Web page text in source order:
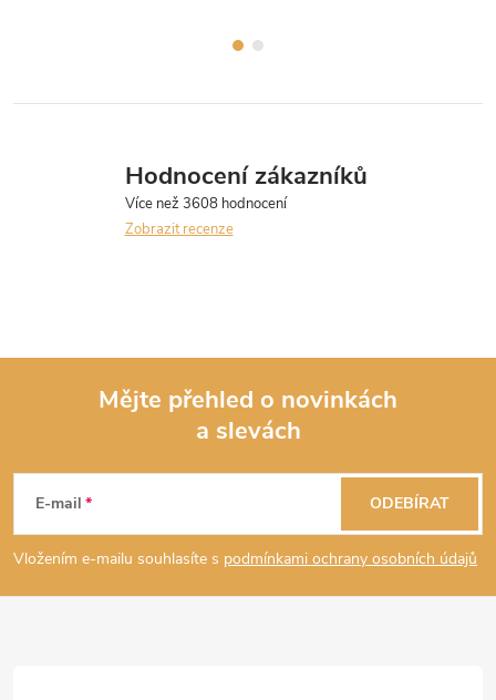
Hodnocení zákazníků
Zobrazit recenze
p
a
Mějte přehled o novinkách
a slevách
E-mail
Vložením e-mailu souhlasíte s podmínkami ochrany osobních údajů
ODEBÍRAT